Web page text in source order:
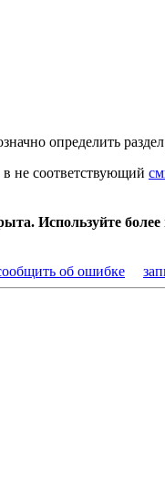
определить
не соответствующий
Используйте
об ошибке